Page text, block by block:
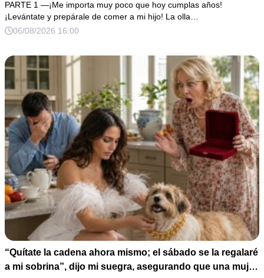
perfume de su amante, seguro de que yo lo perdonaría.
Pero yo ya tenía 3 copias de los estados de cuenta y una
PARTE 1 —¡Me importa muy poco que hoy cumplas años!
¡Levántate y prepárale de comer a mi hijo! La olla…
06/08/2026 16:00
“Quítate la cadena ahora mismo; el sábado se la regalaré
a mi sobrina”, dijo mi suegra, asegurando que una mujer